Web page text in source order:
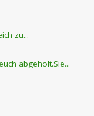
zu...
abgeholt.Sie...